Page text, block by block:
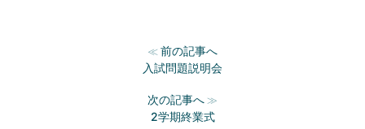
≪ 前の記事へ
入試問題説明会
次の記事へ ≫
2学期終業式